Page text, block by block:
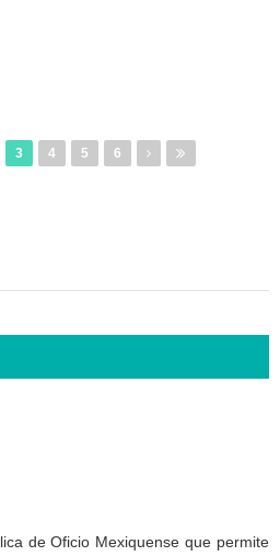
3 4 5 6
de Oficio Mexiquense que permite